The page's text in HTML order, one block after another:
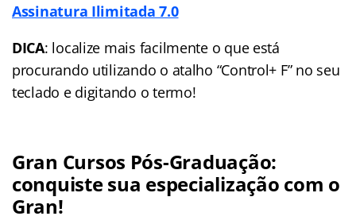
Assinatura Ilimitada 7.0
DICA: localize mais facilmente o que está
procurando utilizando o atalho “Control+ F” no seu
teclado e digitando o termo!
Gran Cursos Pós-Graduação:
conquiste sua especialização com o
Gran!